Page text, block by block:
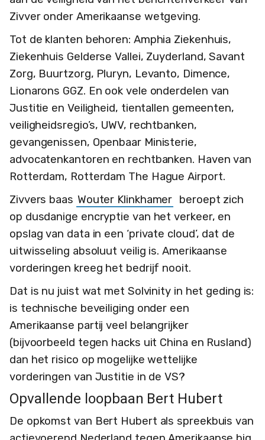
Zivver onder Amerikaanse wetgeving.
Tot de klanten behoren: Amphia Ziekenhuis,
Ziekenhuis Gelderse Vallei, Zuyderland, Savant
Zorg, Buurtzorg, Pluryn, Levanto, Dimence,
Lionarons GGZ. En ook vele onderdelen van
Justitie en Veiligheid, tientallen gemeenten,
veiligheidsregio’s, UWV, rechtbanken,
gevangenissen, Openbaar Ministerie,
advocatenkantoren en rechtbanken. Haven van
Rotterdam, Rotterdam The Hague Airport.
Zivvers baas Wouter Klinkhamer beroept zich
op dusdanige encryptie van het verkeer, en
opslag van data in een ‘private cloud’, dat de
uitwisseling absoluut veilig is. Amerikaanse
vorderingen kreeg het bedrijf nooit.
Dat is nu juist wat met Solvinity in het geding is:
is technische beveiliging onder een
Amerikaanse partij veel belangrijker
(bijvoorbeeld tegen hacks uit China en Rusland)
dan het risico op mogelijke wettelijke
vorderingen van Justitie in de VS?
Opvallende loopbaan Bert Hubert
De opkomst van Bert Hubert als spreekbuis van